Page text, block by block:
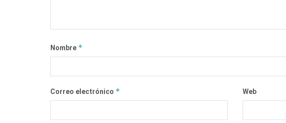
Nombre *
Correo electrónico * Web